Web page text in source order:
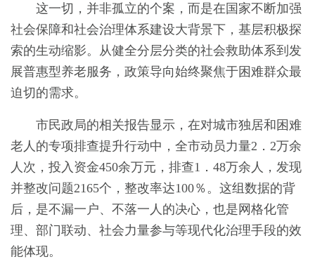
这一切，并非孤立的个案，而是在国家不断加强
社会保障和社会治理体系建设大背景下，基层积极探
索的生动缩影。从健全分层分类的社会救助体系到发
展普惠型养老服务，政策导向始终聚焦于困难群众最
迫切的需求。
市民政局的相关报告显示，在对城市独居和困难
老人的专项排查提升行动中，全市动员力量2．2万余
人次，投入资金450余万元，排查1．48万余人，发现
并整改问题2165个，整改率达100％。这组数据的背
后，是不漏一户、不落一人的决心，也是网格化管
理、部门联动、社会力量参与等现代化治理手段的效
能体现。